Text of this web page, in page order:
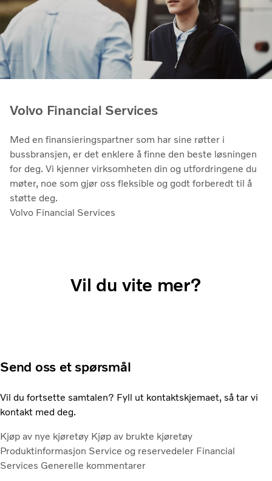
Volvo Financial Services
Med en finansieringspartner som har sine røtter i
bussbransjen, er det enklere å finne den beste løsningen
for deg. Vi kjenner virksomheten din og utfordringene du
møter, noe som gjør oss fleksible og godt forberedt til å
støtte deg.
Volvo Financial Services
Vil du vite mer?
Send oss et spørsmål
Vil du fortsette samtalen? Fyll ut kontaktskjemaet, så tar vi
kontakt med deg.
Kjøp av nye kjøretøy Kjøp av brukte kjøretøy
Produktinformasjon Service og reservedeler Financial
Services Generelle kommentarer